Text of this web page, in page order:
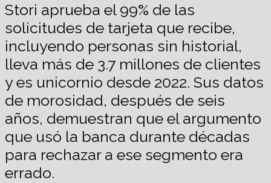
Stori aprueba el 99% de las
solicitudes de tarjeta que recibe,
incluyendo personas sin historial,
lleva más de 3.7 millones de clientes
y es unicornio desde 2022. Sus datos
de morosidad, después de seis
años, demuestran que el argumento
que usó la banca durante décadas
para rechazar a ese segmento era
errado.